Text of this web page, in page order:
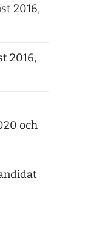
2016,
2016,
och